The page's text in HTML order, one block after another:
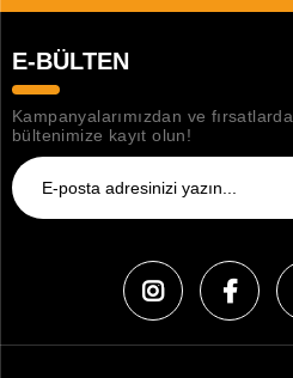
E-BÜLTEN
Kampanyalarımızdan ve
bültenimize kayıt olun!